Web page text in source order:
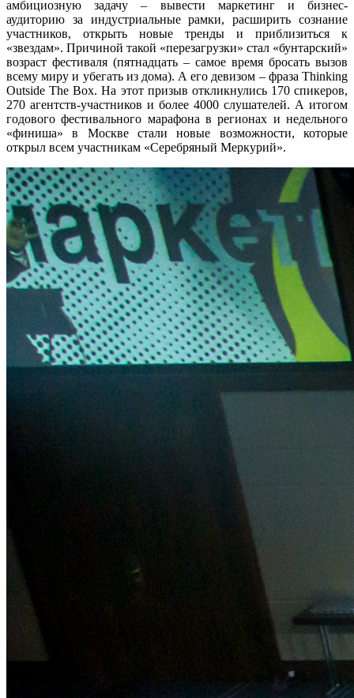
амбициозную задачу – вывести маркетинг и бизнес-
аудиторию за индустриальные рамки, расширить сознание
участников, открыть новые тренды и приблизиться к
«звездам». Причиной такой «перезагрузки» стал «бунтарский»
возраст фестиваля (пятнадцать – самое время бросать вызов
всему миру и убегать из дома). А его девизом – фраза Thinking
Outside The Box. На этот призыв откликнулись 170 спикеров,
270 агентств-участников и более 4000 cлушателей. А итогом
годового фестивального марафона в регионах и недельного
«финиша» в Москве стали новые возможности, которые
открыл всем участникам «Серебряный Меркурий».